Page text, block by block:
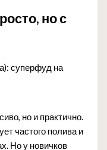
но с
но и практично.
частого полива и
Но у новичков